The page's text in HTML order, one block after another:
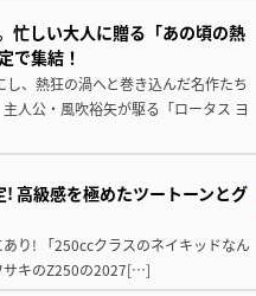
忙しい大人に贈る「あの頃の熱
で集結！
、熱狂の渦へと巻き込んだ名作たち
人公・風吹裕矢が駆る「ロータス ヨ
高級感を極めたツートーンとグ
り! 「250ccクラスのネイキッドなん
サキのZ250の2027[…]